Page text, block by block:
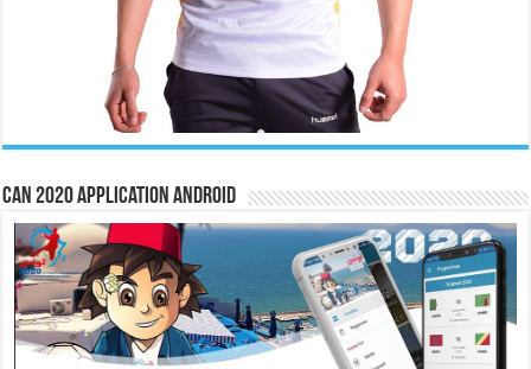
CAN 2020 Application Android